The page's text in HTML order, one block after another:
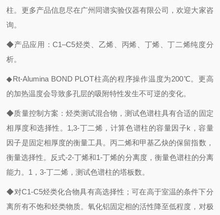
柱。更多产品信息尽在广州同谱实验仪器有限公司，欢迎大家咨
询。
◆产品应用：C1–C5烃类、乙烯、丙烯、丁烯、丁二烯纯度分
析。
◆Rt-Alumina BOND PLOT柱高的程序操作温度为200℃。更高
的加热温度会导致多孔层的吸附特性发生不可逆的变化。
◆质量控制方案：烃类测试混合物，测试色谱柱具有合适的固定
相厚度和选择性。1,3-丁二烯，计算色谱柱的容量因子k，容量
因子是固定相厚度的衡量工具。丙二烯和甲基乙炔的保留指数，
衡量选择性。反式-2-丁烯和1-丁烯的分离度，衡量色谱柱的分离
能力。1，3-丁二烯，测试色谱柱的塔板数。
◆对C1-C5烃类化合物具有高选择性；可在高于室温的条件下分
离所有不饱和烃类物质。氧化铝固定相的活性降至低程度，对极